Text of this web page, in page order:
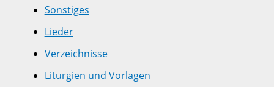
Sonstiges
Lieder
Verzeichnisse
Liturgien und Vorlagen